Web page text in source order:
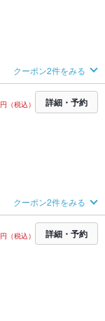
クーポン2件をみる
円（税込） 詳細・予約
クーポン2件をみる
円（税込） 詳細・予約